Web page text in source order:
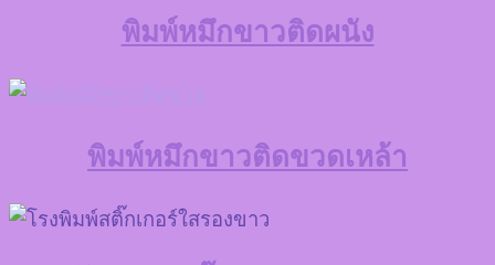
พิมพ์หมึกขาวติดผนัง
พิมพ์หมึกขาวติดขวดเหล้า